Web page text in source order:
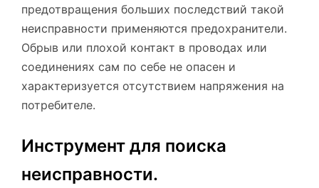
предотвращения больших последствий такой
неисправности применяются предохранители.
Обрыв или плохой контакт в проводах или
соединениях сам по себе не опасен и
характеризуется отсутствием напряжения на
потребителе.
Инструмент для поиска
неисправности.